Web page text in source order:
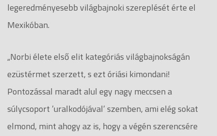
legeredményesebb világbajnoki szereplését érte el
Mexikóban.
„Norbi élete első elit kategóriás világbajnokságán
ezüstérmet szerzett, s ezt óriási kimondani!
Pontozással maradt alul egy nagy meccsen a
súlycsoport ’uralkodójával’ szemben, ami elég sokat
elmond, mint ahogy az is, hogy a végén szerencsére